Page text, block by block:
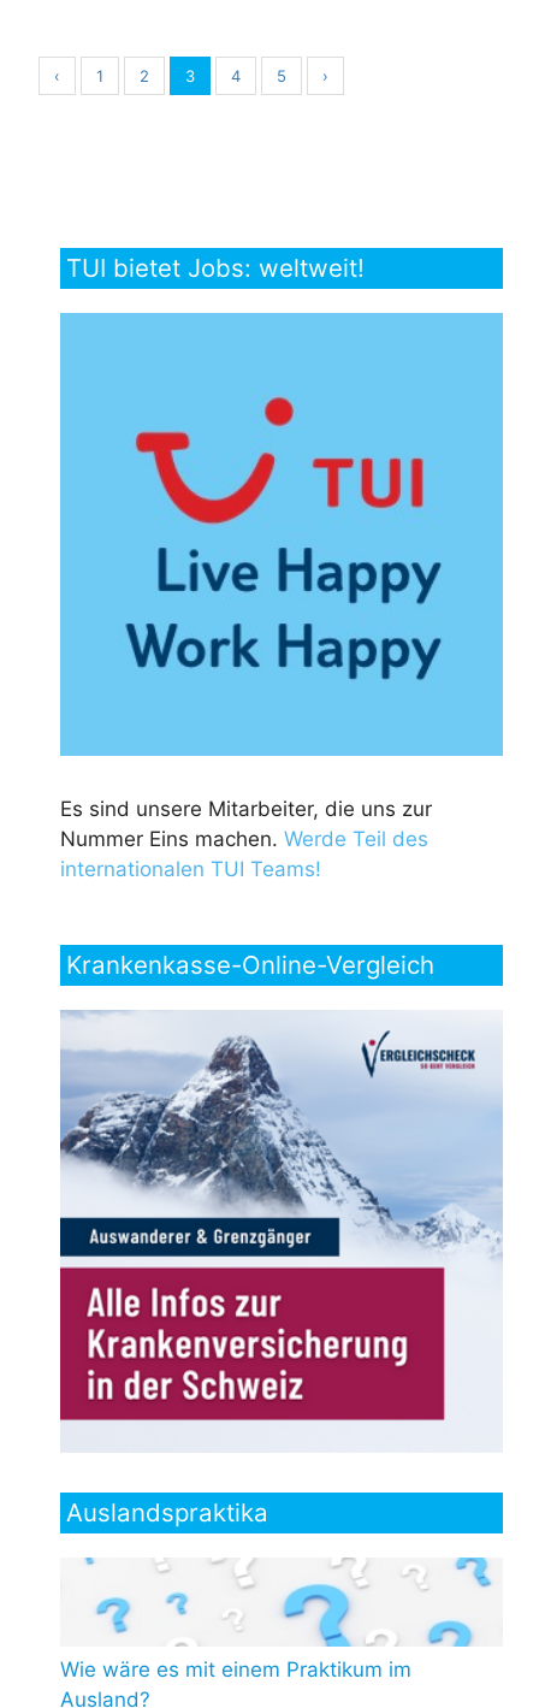
‹ 1 2 3 4 5 ›
TUI bietet Jobs: weltweit!
Es sind unsere Mitarbeiter, die uns zur
Nummer Eins machen. Werde Teil des
internationalen TUI Teams!
Krankenkasse-Online-Vergleich
Auslandspraktika
Wie wäre es mit einem Praktikum im
Ausland?